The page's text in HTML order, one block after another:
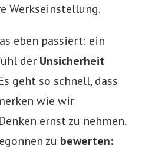
Werkseinstellung.
eben passiert: ein
der Unsicherheit
geht so schnell, dass
wie wir
ernst zu nehmen.
zu bewerten: